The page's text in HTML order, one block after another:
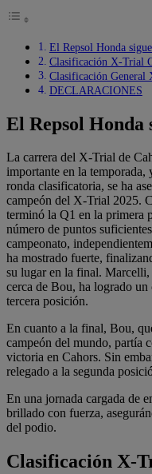
El Repsol Honda
Clasificación X-Trial
Clasificación General
DECLARACIONES
El Repsol Honda
La carrera del X-Trial de
importante en la
ronda clasificatoria, se ha
campeón del X-Trial 2025.
terminó la Q1 en la primera
número de puntos
campeonato,
ha mostrado fuerte,
su lugar en la final. Marcelli,
cerca de Bou, ha logrado
tercera posición.
En cuanto a la final, Bou,
campeón del mundo, partía
victoria en Cahors. Sin
relegado a la segunda
En una jornada cargada de
brillado con fuerza,
del podio.
Clasificación X-